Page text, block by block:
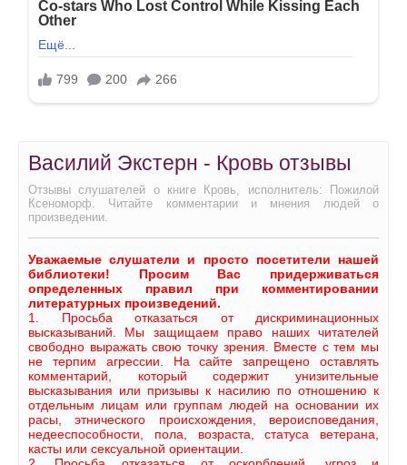
Василий Экстерн - Кровь отзывы
Отзывы слушателей о книге Кровь, исполнитель: Пожилой
Ксеноморф. Читайте комментарии и мнения людей о
произведении.
Уважаемые слушатели и просто посетители нашей
библиотеки! Просим Вас придерживаться
определенных правил при комментировании
литературных произведений.
1. Просьба отказаться от дискриминационных
высказываний. Мы защищаем право наших читателей
свободно выражать свою точку зрения. Вместе с тем мы
не терпим агрессии. На сайте запрещено оставлять
комментарий, который содержит унизительные
высказывания или призывы к насилию по отношению к
отдельным лицам или группам людей на основании их
расы, этнического происхождения, вероисповедания,
недееспособности, пола, возраста, статуса ветерана,
касты или сексуальной ориентации.